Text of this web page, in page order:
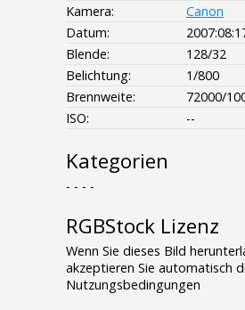
Kamera:
Canon
Datum:
Blende:
128/32
Belichtung:
1/800
Brennweite:
72000/
ISO:
--
Kategorien
- - - -
RGBStock Lizenz
Wenn Sie dieses Bild
akzeptieren Sie automatisch
Nutzungsbedingungen